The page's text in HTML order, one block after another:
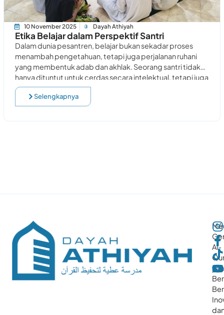
10 November 2025 Dayah Athiyah
Etika Belajar dalam Perspektif Santri
Dalam dunia pesantren, belajar bukan sekadar proses
menambah pengetahuan, tetapi juga perjalanan ruhani
yang membentuk adab dan akhlak. Seorang santri tidak
hanya dituntut untuk cerdas secara intelektual, tetapi juga
lembut
Selengkapnya
Al-